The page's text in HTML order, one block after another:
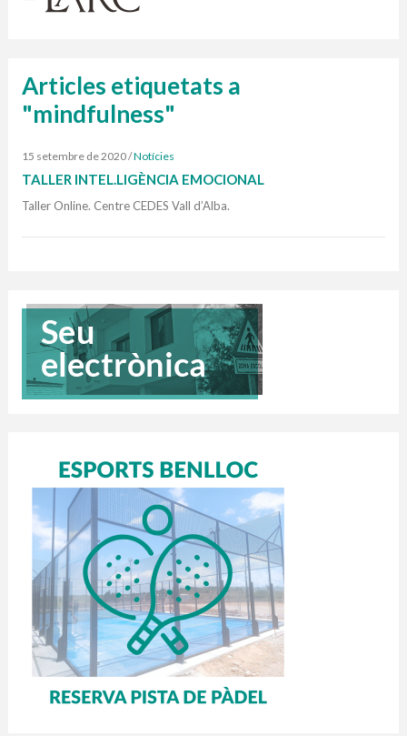
Articles etiquetats a
"mindfulness"
15 setembre de 2020/Notícies
TALLER INTEL.LIGÈNCIA EMOCIONAL
Taller Online. Centre CEDES Vall d’Alba.